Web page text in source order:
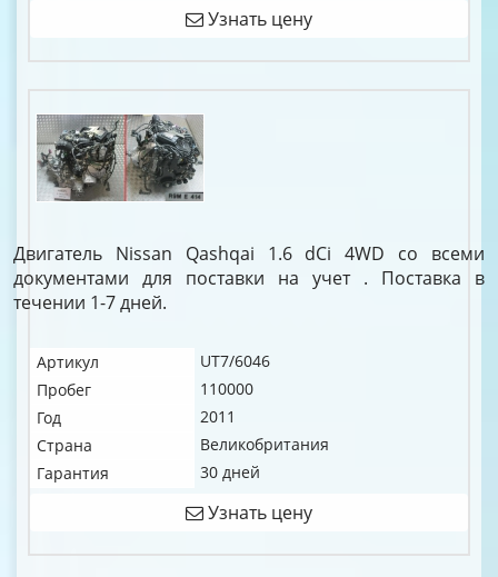
Узнать цену
Двигатель Nissan Qashqai 1.6 dCi 4WD со всеми
документами для поставки на учет . Поставка в
течении 1-7 дней.
Артикул
UT7/6046
Пробег
110000
Год
2011
Страна
Великобритания
Гарантия
30 дней
Узнать цену